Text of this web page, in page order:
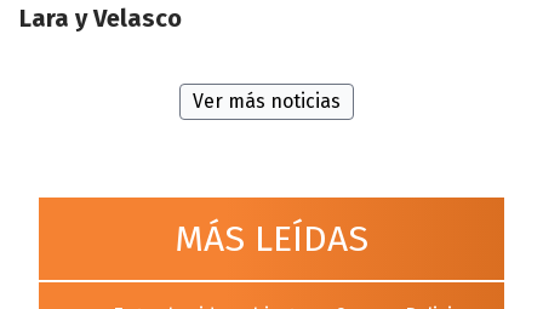
Lara y Velasco
Ver más noticias
MÁS LEÍDAS